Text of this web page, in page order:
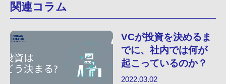
関連コラム
VCが投資を決めるま
でに、社内では何が
起こっているのか？
2022.03.02